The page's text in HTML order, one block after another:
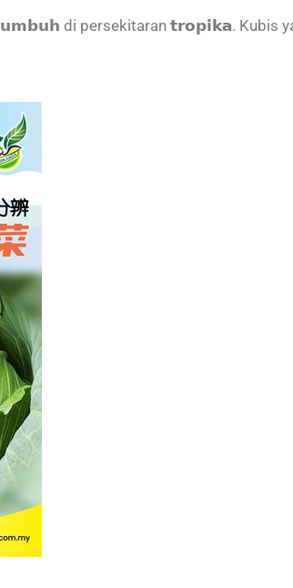
di persekitaran 𝘁𝗿𝗼𝗽𝗶𝗸𝗮. Kubis